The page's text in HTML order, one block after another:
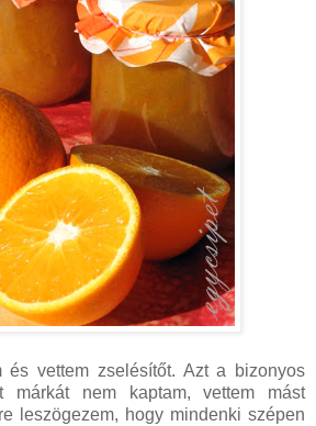
és vettem zselésítőt. Azt a bizonyos
márkát nem kaptam, vettem mást
leszögezem, hogy mindenki szépen